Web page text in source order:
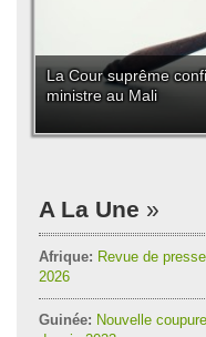
La Cour suprême
ministre au Mali
A La Une
Afrique: Revue de
2026
Guinée: Nouvelle